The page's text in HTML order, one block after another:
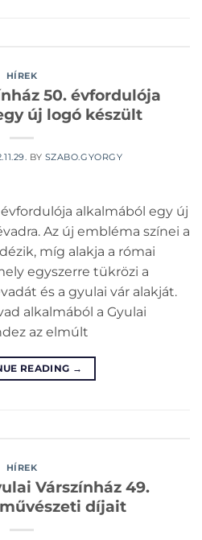
HÍREK
50. évfordulója
új logó készült
BY SZABO.GYORGY
évfordulója alkalmából egy új
Az új embléma színei a
míg alakja a római
egyszerre tükrözi a
és a gyulai vár alakját.
alkalmából a Gyulai
az elmúlt
READING →
HÍREK
Várszínház 49.
díjait